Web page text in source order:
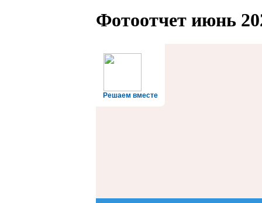
Фотоотчет июнь
Решаем вместе